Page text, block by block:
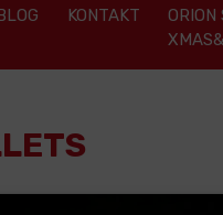
KONTAKT
ORION